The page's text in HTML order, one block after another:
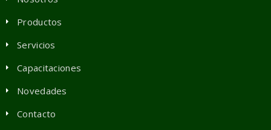
Productos
Servicios
Capacitaciones
Novedades
Contacto